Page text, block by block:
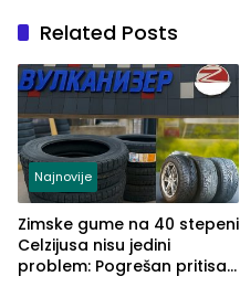
Related Posts
Najnovije
Zimske gume na 40 stepeni
Celzijusa nisu jedini
problem: Pogrešan pritisak